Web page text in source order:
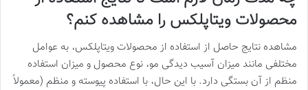
محصولات ویتاپلکس را مشاهده کنم؟
مشاهده نتایج حاصل از استفاده از محصولات ویتاپلکس، به عوامل
مختلفی مانند میزان آسیب دیدگی مو، نوع محصول و میزان استفاده
منظم از آن بستگی دارد. با این حال، با استفاده پیوسته و منظم (معمولاً